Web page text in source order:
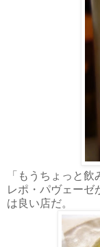
「もうちょっと
レポ・パヴェーゼ
は良い店だ。